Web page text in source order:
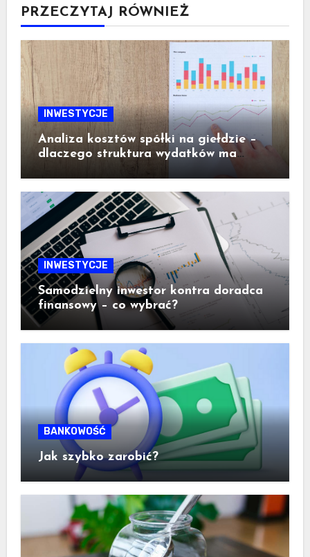
PRZECZYTAJ RÓWNIEŻ
INWESTYCJE
Analiza kosztów spółki na giełdzie –
dlaczego struktura wydatków ma
ogromne znaczenie dla inwestora
INWESTYCJE
Samodzielny inwestor kontra doradca
finansowy – co wybrać?
BANKOWOŚĆ
Jak szybko zarobić?